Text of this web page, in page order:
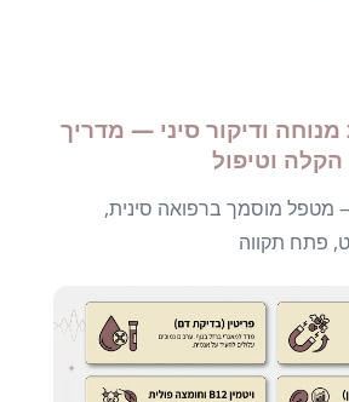
ודיקור סיני — מדריך
וטיפול
מטפל מוסמך ברפואה סינית,
פתח תקווה